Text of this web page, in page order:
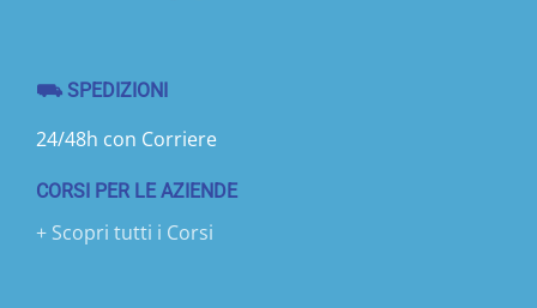
⛟ SPEDIZIONI
24/48h con Corriere
CORSI PER LE AZIENDE
+ Scopri tutti i Corsi